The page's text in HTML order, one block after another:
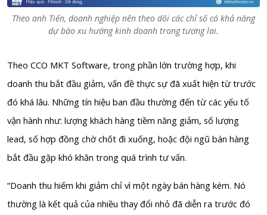
Theo anh Tiến, doanh nghiệp nên theo dõi các chỉ số có khả năng
dự báo xu hướng kinh doanh trong tương lai.
Theo CCO MKT Software, trong phần lớn trường hợp, khi
doanh thu bắt đầu giảm, vấn đề thực sự đã xuất hiện từ trước
đó khá lâu. Những tín hiệu ban đầu thường đến từ các yếu tố
vận hành như: lượng khách hàng tiềm năng giảm, số lượng
lead, số hợp đồng chờ chốt đi xuống, hoặc đội ngũ bán hàng
bắt đầu gặp khó khăn trong quá trình tư vấn.
“Doanh thu hiếm khi giảm chỉ vì một ngày bán hàng kém. Nó
thường là kết quả của nhiều thay đổi nhỏ đã diễn ra trước đó